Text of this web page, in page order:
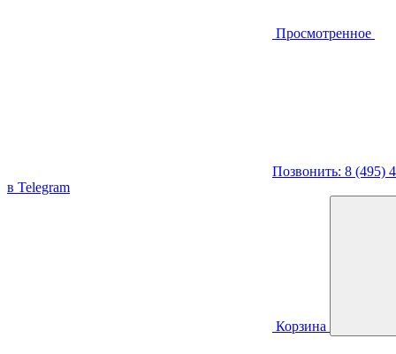
Просмотренное
Позвонить: 8 (495)
в Telegram
Корзина